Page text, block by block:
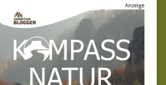
Anzeige